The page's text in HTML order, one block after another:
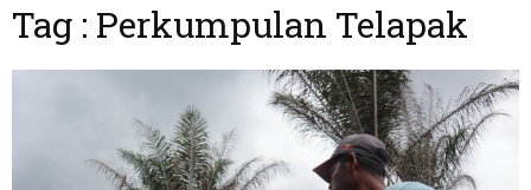
Tag : Perkumpulan Telapak